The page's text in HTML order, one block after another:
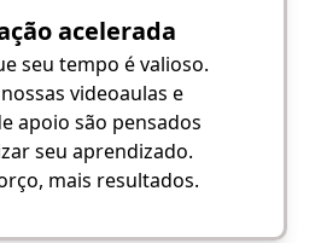
acelerada
seu tempo é valioso.
videoaulas e
apoio são pensados
seu aprendizado.
mais resultados.